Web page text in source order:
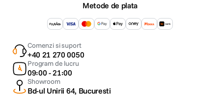
Metode de plata
Comenzi si suport
+40 21 270 0050
Program de lucru
09:00 - 21:00
Showroom
Bd-ul Unirii 64, Bucuresti